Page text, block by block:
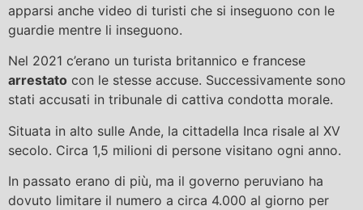
apparsi anche video di turisti che si inseguono con le
guardie mentre li inseguono.
Nel 2021 c’erano un turista britannico e francese
arrestato con le stesse accuse. Successivamente sono
stati accusati in tribunale di cattiva condotta morale.
Situata in alto sulle Ande, la cittadella Inca risale al XV
secolo. Circa 1,5 milioni di persone visitano ogni anno.
In passato erano di più, ma il governo peruviano ha
dovuto limitare il numero a circa 4.000 al giorno per